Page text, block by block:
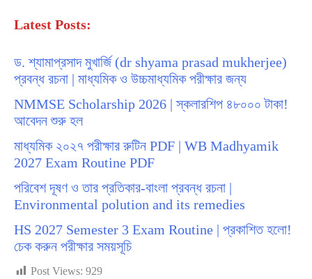
Latest Posts:
ড. শ্যামাপ্রসাদ মুখার্জি (dr shyama prasad mukherjee)
প্রবন্ধ রচনা | মাধ্যমিক ও উচ্চমাধ্যমিক পরীক্ষার জন্য
NMMSE Scholarship 2026 | স্কলারশিপ ৪৮০০০ টাকা!
আবেদন শুরু হল
মাধ্যমিক ২০২৭ পরীক্ষার রুটিন PDF | WB Madhyamik
2027 Exam Routine PDF
পরিবেশ দূষণ ও তার প্রতিকার-বাংলা প্রবন্ধ রচনা |
Environmental polution and its remedies
HS 2027 Semester 3 Exam Routine | প্রকাশিত হলো!
চেক করুন পরীক্ষার সময়সূচি
Post Views: 929